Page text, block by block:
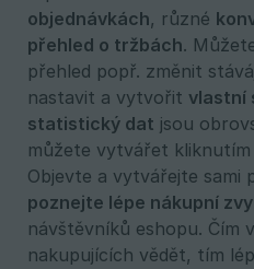
objednávkách, různé
přehled o tržbách.
přehled popř. změnit
nastavit a vytvořit vlastní
statistický dat jsou
můžete vytvářet kliknutím
Objevte a vytvářejte sami
poznejte lépe nákupní
návštěvníků eshopu. Čím
nakupujících vědět, tím